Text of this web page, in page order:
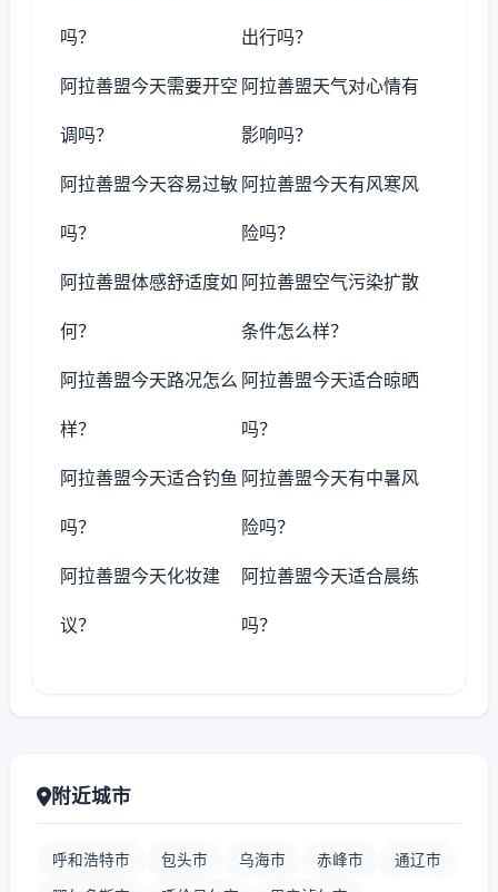
吗？ 出行吗？
阿拉善盟今天需要开空
调吗？
阿拉善盟天气对心情有
影响吗？
阿拉善盟今天容易过敏
吗？
阿拉善盟今天有风寒风
险吗？
阿拉善盟体感舒适度如
何？
阿拉善盟空气污染扩散
条件怎么样？
阿拉善盟今天路况怎么
样？
阿拉善盟今天适合晾晒
吗？
阿拉善盟今天适合钓鱼
吗？
阿拉善盟今天有中暑风
险吗？
阿拉善盟今天化妆建
议？
阿拉善盟今天适合晨练
吗？
附近城市
呼和浩特市 包头市 乌海市 赤峰市 通辽市